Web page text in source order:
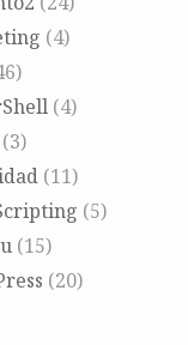
(4)
(4)
(11)
(5)
(15)
(20)